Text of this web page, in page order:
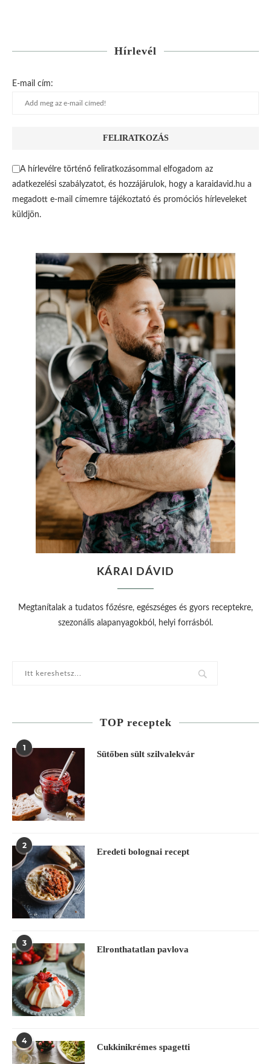
Hírlevél
E-mail cím:
A hírlevélre történő feliratkozásommal elfogadom az
adatkezelési szabályzatot, és hozzájárulok, hogy a karaidavid.hu a
megadott e-mail címemre tájékoztató és promóciós hírleveleket
küldjön.
KÁRAI DÁVID
Megtanítalak a tudatos főzésre, egészséges és gyors receptekre,
szezonális alapanyagokból, helyi forrásból.
TOP receptek
1
Sütőben sült szilvalekvár
2
Eredeti bolognai recept
3
Elronthatatlan pavlova
4
Cukkinikrémes spagetti